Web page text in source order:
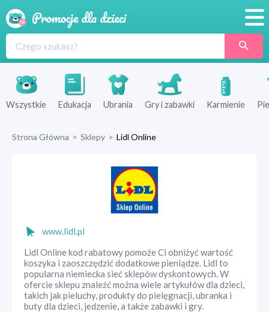
Produkty
Sklepy
Wszystkie Edukacja Ubrania Gry i zabawki Karmienie
Strona Główna > Sklepy > Lidl Online
www.lidl.pl
Lidl Online kod rabatowy pomoże Ci obniżyć wartość
koszyka i zaoszczędzić dodatkowe pieniądze. Lidl to
popularna niemiecka sieć sklepów dyskontowych. W
ofercie sklepu znaleźć można wiele artykułów dla dzieci,
takich jak pieluchy, produkty do pielęgnacji, ubranka i
buty dla dzieci, jedzenie, a także zabawki i gry.